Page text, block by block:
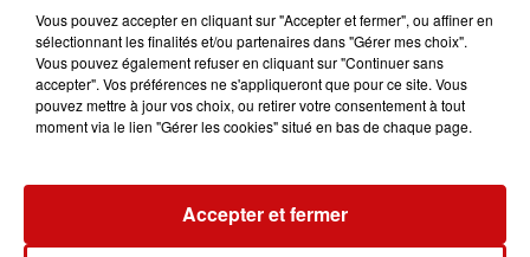
- initiation gratuite et tout public de slackline ‍️
- Initiation gratuite de cirque & jonglerie ‍️
- buvette & restauration
- concert du groupe "Loya Champloo"
- projection plein air du film de Highline "Arves en Ciel"
Vous pouvez accepter en cliquant sur "Accepter et fermer", ou affiner en
sélectionnant les finalités et/ou partenaires dans "Gérer mes choix".
Vous pouvez également refuser en cliquant sur "Continuer sans
accepter". Vos préférences ne s'appliqueront que pour ce site. Vous
pouvez mettre à jour vos choix, ou retirer votre consentement à tout
moment via le lien "Gérer les cookies" situé en bas de chaque page.
Accepter et fermer